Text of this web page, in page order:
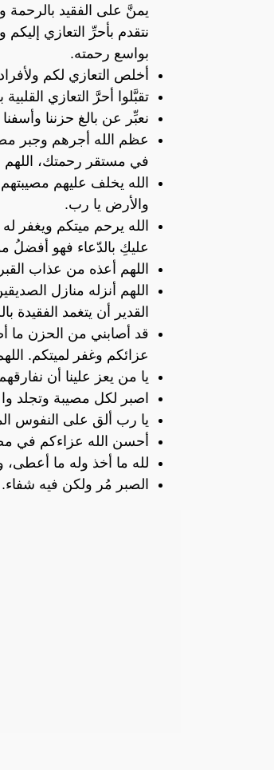
يمنَّ على الفقيد بالرحمة
نتقدم بأحرِّ التعازي إليكم
بواسع رحمته.
أخلص التعازي لكم
تقبَّلوا أحرَّ التعازي
نعبِّر عن بالغ حزننا
عظم الله أجرهم وجبر
في مستقر رحمتك، اللهم
الله يخلف عليهم
والأرض يا رب.
الله يرحم ميتكم ويغفر
عليكِ بالدّعاء فهو أفضلُ
اللهم أعذه من عذاب
اللهم أنزله منازل
القدير أن يتغمد الفقيدة
قد أصابني من الحزن ما
عزائكم وغفر لميتكم.
يا من يعز علينا أن
اصبر لكل مصيبة وتجلد
يا رب ألق على النفوس
أحسن الله عزاءكم في
لله ما أخذ وله ما
الصبر مُر ولكن فيه شفاء.